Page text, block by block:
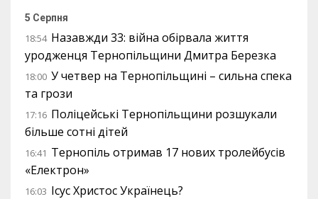
5 Серпня
18:54 Назавжди 33: війна обірвала життя
уродженця Тернопільщини Дмитра Березка
18:00 У четвер на Тернопільщині – сильна спека
та грози
17:16 Поліцейські Тернопільщини розшукали
більше сотні дітей
16:41 Тернопіль отримав 17 нових тролейбусів
«Електрон»
16:03 Ісус Христос Українець?